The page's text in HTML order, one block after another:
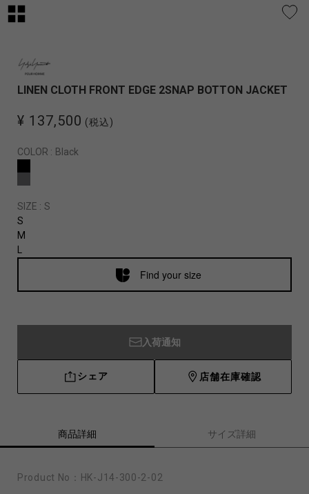
LINEN CLOTH FRONT EDGE 2SNAP BOTTON JACKET
¥ 137,500 (税込)
COLOR : Black
SIZE : S
S
M
L
Find your size
入荷通知
シェア 店舗在庫確認
商品詳細 サイズ詳細
Product No： HK-J14-300-2-02